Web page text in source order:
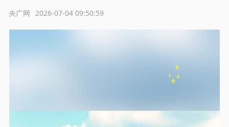
2026-07-04 09:50:59
央广网